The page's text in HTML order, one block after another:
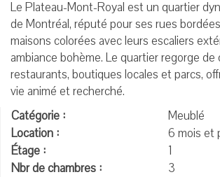
Le Plateau-Mont-Royal est un quartier
de Montréal, réputé pour ses rues
maisons colorées avec leurs escaliers
ambiance bohème. Le quartier regorge de
restaurants, boutiques locales et parcs,
vie animé et recherché.
Catégorie :
Meublé
Location :
6 mois et
Étage :
1
Nbr de chambres :
3